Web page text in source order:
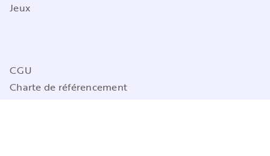
Jeux
CGU
Charte de référencement